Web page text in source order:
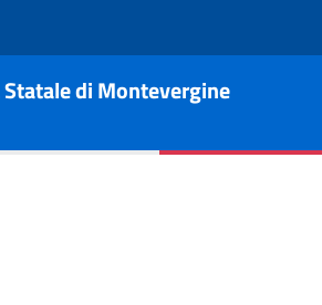
di Montevergine